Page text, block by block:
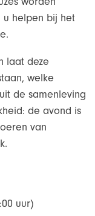
helpen bij het
laat deze
welke
de samenleving
de avond is
van
uur)